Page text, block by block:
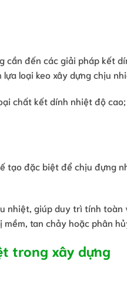
cần đến các giải pháp kết
loại keo xây dựng chịu
chất kết dính nhiệt độ
tạo đặc biệt để chịu đựng
nhiệt, giúp duy trì tính
tan chảy hoặc phân
trong xây dựng